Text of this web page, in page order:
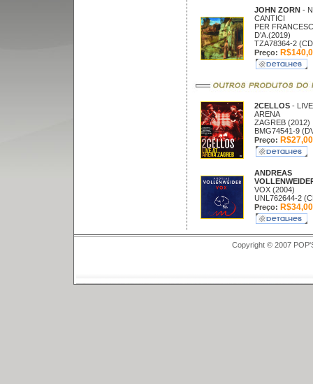
JOHN ZORN -
CANTICI
PER
D'A.(2019)
TZA78364-2
Preço:
2CELLOS -
ARENA
ZAGREB (2012)
BMG74541-9
Preço: R$27,00
ANDREAS
VOX (2004)
UNL762644-2
Preço: R$34,00
Copyright © 2007